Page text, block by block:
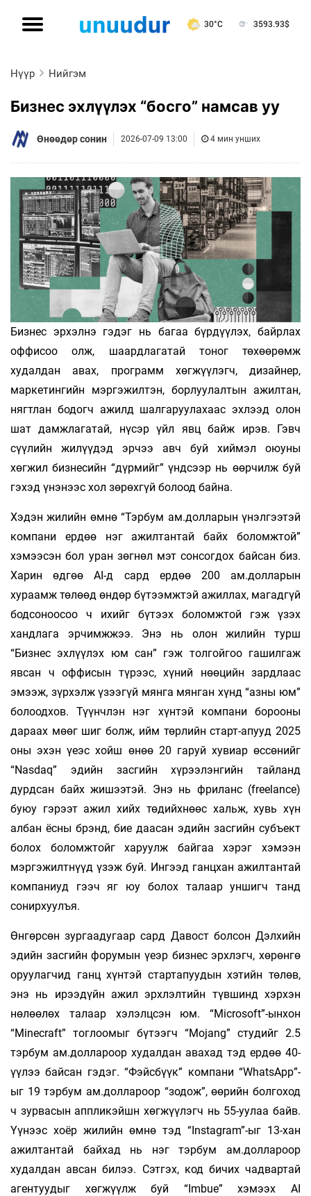
30°C 3593.93$
Нүүр Нийгэм
Бизнес эхлүүлэх “босго” намсав уу
Өнөөдөр сонин 2026-07-09 13:00 4 мин унших
Бизнес эрхэлнэ гэдэг нь багаа бүрдүүлэх, байрлах
оффисоо олж, шаардлагатай тоног төхөөрөмж
худалдан авах, программ хөгжүүлэгч, дизайнер,
маркетингийн мэргэжилтэн, борлуулалтын ажилтан,
нягтлан бодогч ажилд шалгаруулахаас эхлээд олон
шат дамжлагатай, нүсэр үйл явц байж ирэв. Гэвч
сүүлийн жилүүдэд эрчээ авч буй хиймэл оюуны
хөгжил бизнесийн “дүрмийг” үндсээр нь өөрчилж буй
гэхэд үнэнээс хол зөрөхгүй болоод байна.
Хэдэн жилийн өмнө “Тэрбум ам.долларын үнэлгээтэй
компани ердөө нэг ажилтантай байх боломжтой”
хэмээсэн бол уран зөгнөл мэт сонсогдох байсан биз.
Харин өдгөө AI-д сард ердөө 200 ам.долларын
хураамж төлөөд өндөр бүтээмжтэй ажиллах, магадгүй
бодсоноосоо ч ихийг бүтээх боломжтой гэж үзэх
хандлага эрчимжжээ. Энэ нь олон жилийн турш
“Бизнес эхлүүлэх юм сан” гэж толгойгоо гашилгаж
явсан ч оффисын түрээс, хүний нөөцийн зардлаас
эмээж, зүрхэлж үзээгүй мянга мянган хүнд “азны юм”
болоодхов. Түүнчлэн нэг хүнтэй компани борооны
дараах мөөг шиг болж, ийм төрлийн старт-апууд 2025
оны эхэн үеэс хойш өнөө 20 гаруй хувиар өссөнийг
“Nasdaq” эдийн засгийн хүрээлэнгийн тайланд
дурдсан байх жишээтэй. Энэ нь фриланс (freelance)
буюу гэрээт ажил хийх төдийхнөөс хальж, хувь хүн
албан ёсны брэнд, бие даасан эдийн засгийн субъект
болох боломжтойг харуулж байгаа хэрэг хэмээн
мэргэжилтнүүд үзэж буй. Ингээд ганцхан ажилтантай
компаниуд гээч яг юу болох талаар уншигч танд
сонирхуулъя.
Өнгөрсөн зургаадугаар сард Давост болсон Дэлхийн
эдийн засгийн форумын үеэр бизнес эрхлэгч, хөрөнгө
оруулагчид ганц хүнтэй стартапуудын хэтийн төлөв,
энэ нь ирээдүйн ажил эрхлэлтийн түвшинд хэрхэн
нөлөөлөх талаар хэлэлцсэн юм. “Microsoft”-ынхон
“Minecraft” тоглоомыг бүтээгч “Mojang” студийг 2.5
тэрбум ам.доллароор худалдан авахад тэд ердөө 40-
үүлээ байсан гэдэг. “Фэйсбүүк” компани “WhatsApp”-
ыг 19 тэрбум ам.доллароор “зодож”, өөрийн болгоход
ч зурвасын аппликэйшн хөгжүүлэгч нь 55-уулаа байв.
Үүнээс хоёр жилийн өмнө тэд “Instagram”-ыг 13-хан
ажилтантай байхад нь нэг тэрбум ам.доллароор
худалдан авсан билээ. Сэтгэх, код бичих чадвартай
агентуудыг хөгжүүлж буй “Imbue” хэмээх AI